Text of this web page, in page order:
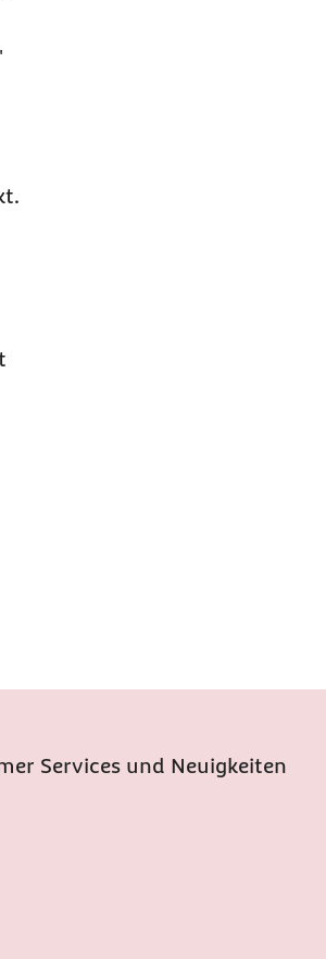
Services und Neuigkeiten